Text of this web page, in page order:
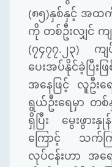
(၈၅)နှစ်နှင့် အထ
ကို တစ်ဦးလျှင် က
(၇၄၇၇. ၂၃) က
ပေးအပ်နိုင်ခဲ့ပြီးဖြ
အနေဖြင့်
လူဦးရ
ရွယ်ဦးရေမှာ တစ်
ရှိပြီး
မွေးဖွားနှုန်
ကြောင့်
သက်က
လုပ်ငန်းဟာ
အရ